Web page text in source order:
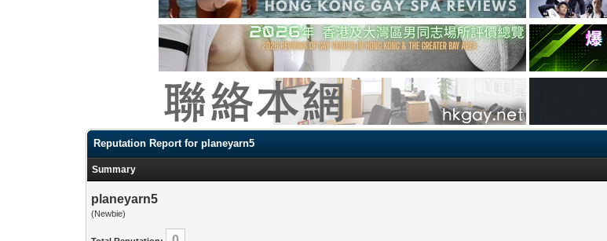
Reputation Report for planeyarn5
Summary
planeyarn5
(Newbie)